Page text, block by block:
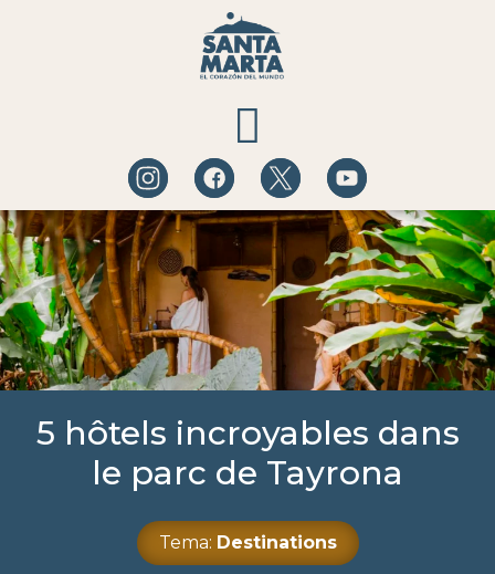
QUÉ HACER
A DÓNDE IR
BLOG DE EXPERIENCIAS
5 hôtels incroyables dans
le parc de Tayrona
Tema: Destinations